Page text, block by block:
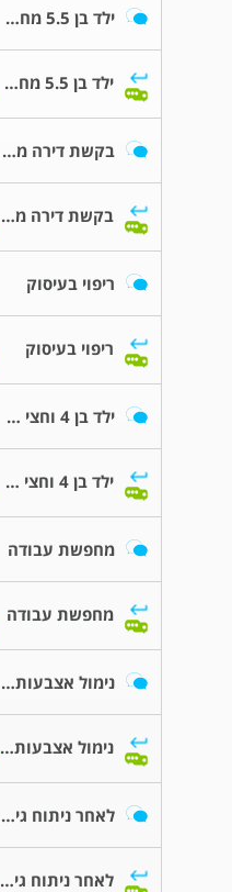
ילד בן 5.5 מחליף ידיים בכתיבה
ילד בן 5.5 מחליף ידיים בכתיבה
בקשת דירה מהמדינה
בקשת דירה מהמדינה
ריפוי בעיסוק
ריפוי בעיסוק
ילד בן 4 וחצי על הרצף תפקוד גבוה
ילד בן 4 וחצי על הרצף תפקוד גבוה
מחפשת עבודה
מחפשת עבודה
נימול אצבעות יד ימין בלילה
נימול אצבעות יד ימין בלילה
לאחר ניתוח גידים עורק ראשי
לאחר ניתוח גידים עורק ראשי